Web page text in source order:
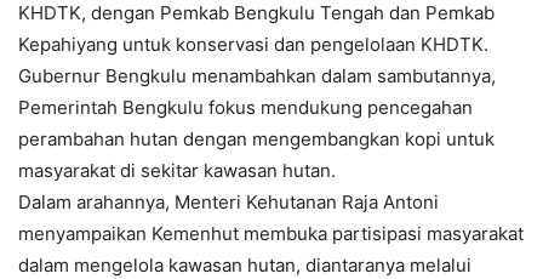
KHDTK, dengan Pemkab Bengkulu Tengah dan Pemkab
Kepahiyang untuk konservasi dan pengelolaan KHDTK.
Gubernur Bengkulu menambahkan dalam sambutannya,
Pemerintah Bengkulu fokus mendukung pencegahan
perambahan hutan dengan mengembangkan kopi untuk
masyarakat di sekitar kawasan hutan.
Dalam arahannya, Menteri Kehutanan Raja Antoni
menyampaikan Kemenhut membuka partisipasi masyarakat
dalam mengelola kawasan hutan, diantaranya melalui